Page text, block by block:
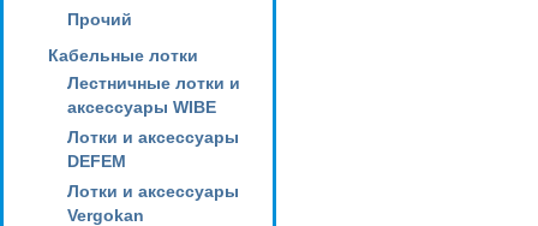
Прочий
Кабельные лотки
Лестничные лотки и
аксессуары WIBE
Лотки и аксессуары
DEFEM
Лотки и аксессуары
Vergokan